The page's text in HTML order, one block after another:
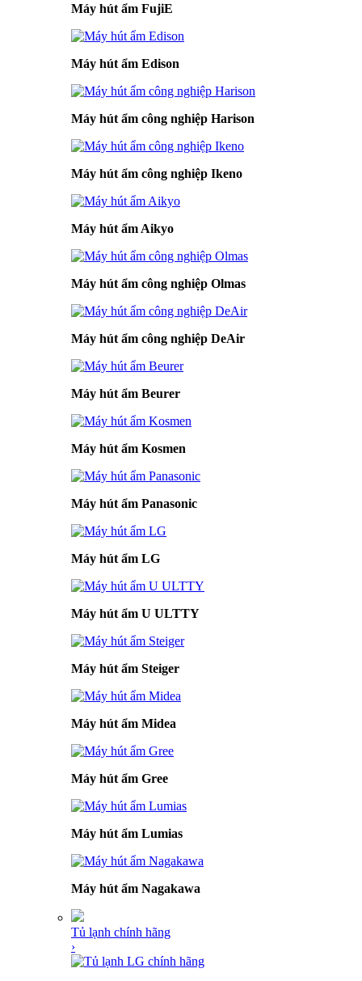
Máy hút ẩm FujiE
Máy hút ẩm Edison
Máy hút ẩm công nghiệp Harison
Máy hút ẩm công nghiệp Ikeno
Máy hút ẩm Aikyo
Máy hút ẩm công nghiệp Olmas
Máy hút ẩm công nghiệp DeAir
Máy hút ẩm Beurer
Máy hút ẩm Kosmen
Máy hút ẩm Panasonic
Máy hút ẩm LG
Máy hút ẩm U ULTTY
Máy hút ẩm Steiger
Máy hút ẩm Midea
Máy hút ẩm Gree
Máy hút ẩm Lumias
Máy hút ẩm Nagakawa
Tủ lạnh chính hãng
›